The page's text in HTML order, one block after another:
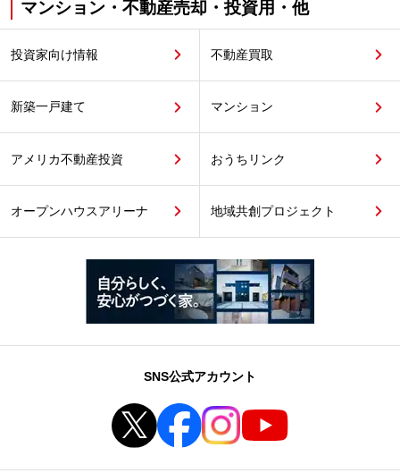
マンション・不動産売却・投資用・他
投資家向け情報 不動産買取
新築一戸建て マンション
アメリカ不動産投資 おうちリンク
オープンハウスアリーナ 地域共創プロジェクト
SNS公式アカウント